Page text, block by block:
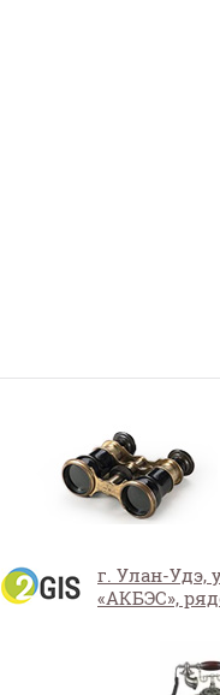
г. Улан-Удэ,
«АКБЭС»,